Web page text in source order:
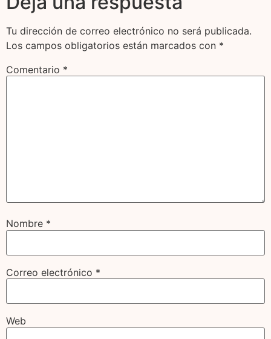
Tu dirección de correo electrónico no será publicada.
Los campos obligatorios están marcados con *
Comentario *
Nombre *
Correo electrónico *
Web